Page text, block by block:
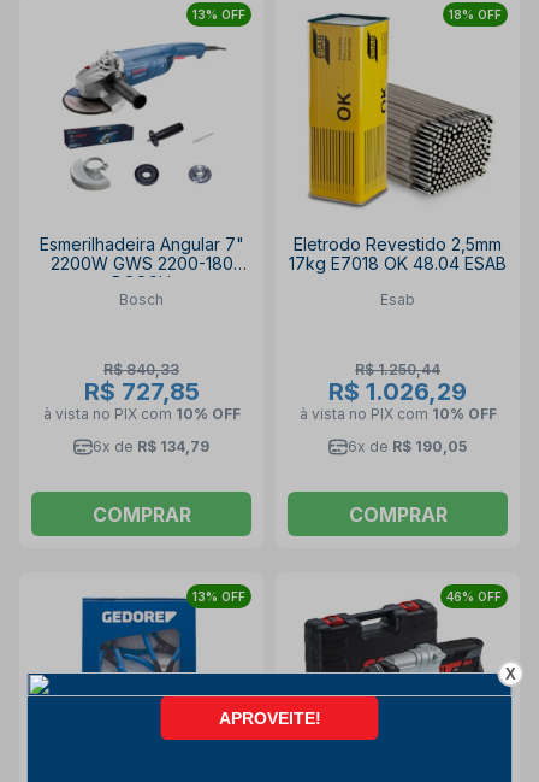
13% OFF
Esmerilhadeira Angular 7"
2200W GWS 2200-180
BOSCH
Bosch
R$ 840,33
R$ 727,85
à vista no PIX com 10% OFF
6x de R$ 134,79
COMPRAR
18% OFF
Eletrodo Revestido 2,5mm
17kg E7018 OK 48.04 ESAB
Esab
R$ 1.250,44
R$ 1.026,29
à vista no PIX com 10% OFF
6x de R$ 190,05
COMPRAR
13% OFF 46% OFF
X